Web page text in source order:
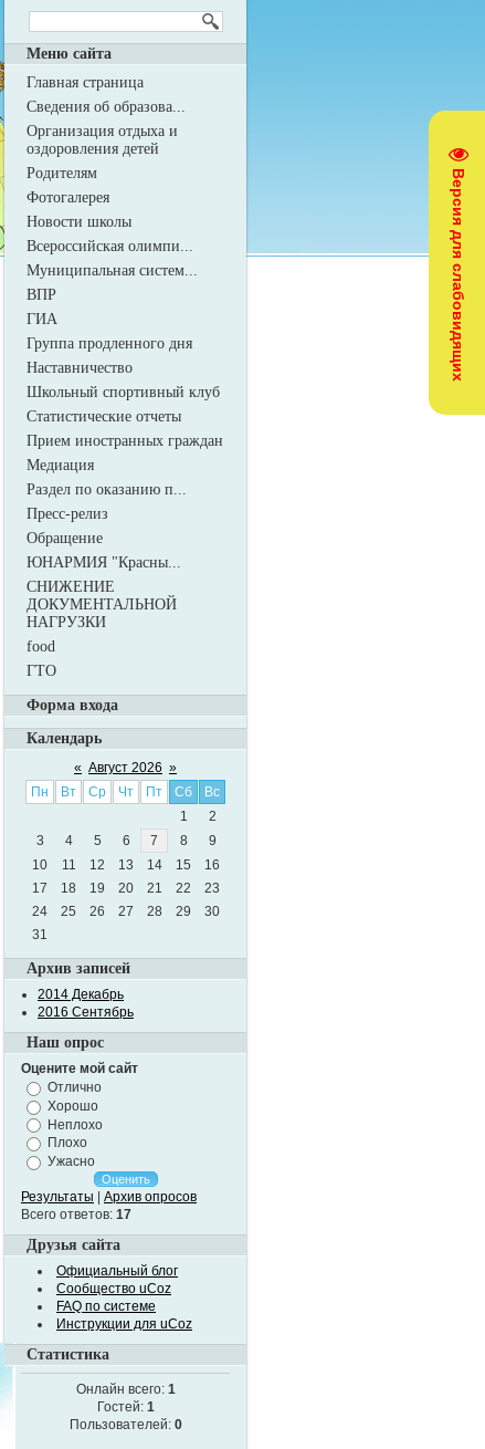
Версия для слабовидящих
Меню сайта
Главная страница
Сведения об образова...
Организация отдыха и
оздоровления детей
Родителям
Фотогалерея
Новости школы
Всероссийская олимпи...
Муниципальная систем...
ВПР
ГИА
Группа продленного дня
Наставничество
Школьный спортивный клуб
Статистические отчеты
Прием иностранных граждан
Медиация
Раздел по оказанию п...
Пресс-релиз
Обращение
ЮНАРМИЯ "Красны...
СНИЖЕНИЕ
ДОКУМЕНТАЛЬНОЙ
НАГРУЗКИ
food
ГТО
Форма входа
Календарь
« Август 2026 »
Пн
Вт Ср Чт Пт Сб
Вс
1
2
3
4 5 6 7 8
9
10
11 12 13 14 15
16
17
18 19 20 21 22
23
24
25 26 27 28 29
30
31
Архив записей
2014 Декабрь
2016 Сентябрь
Наш опрос
Оцените мой сайт
Отлично
Хорошо
Неплохо
Плохо
Ужасно
Результаты
Архив опросов
Всего ответов: 17
Друзья сайта
Официальный блог
Сообщество uCoz
FAQ по системе
Инструкции для uCoz
Статистика
Онлайн всего: 1
Гостей: 1
Пользователей: 0